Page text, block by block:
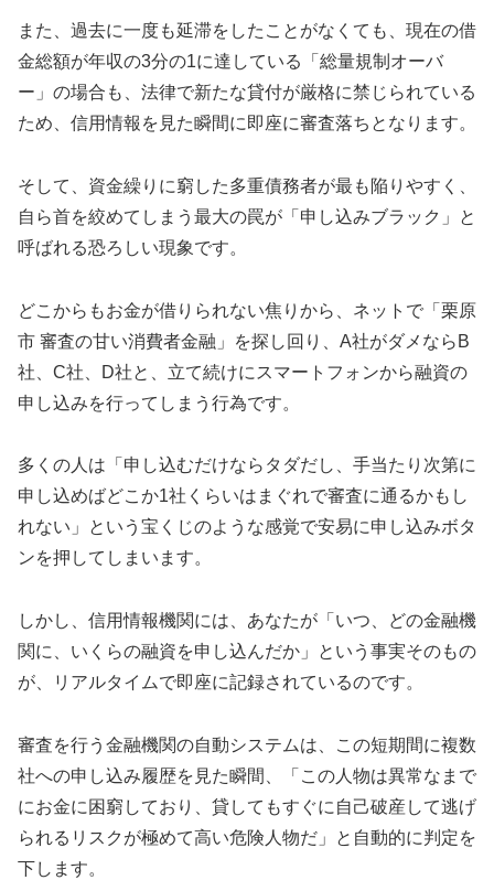
また、過去に一度も延滞をしたことがなくても、現在の借
金総額が年収の3分の1に達している「総量規制オーバ
ー」の場合も、法律で新たな貸付が厳格に禁じられている
ため、信用情報を見た瞬間に即座に審査落ちとなります。
そして、資金繰りに窮した多重債務者が最も陥りやすく、
自ら首を絞めてしまう最大の罠が「申し込みブラック」と
呼ばれる恐ろしい現象です。
どこからもお金が借りられない焦りから、ネットで「栗原
市 審査の甘い消費者金融」を探し回り、A社がダメならB
社、C社、D社と、立て続けにスマートフォンから融資の
申し込みを行ってしまう行為です。
多くの人は「申し込むだけならタダだし、手当たり次第に
申し込めばどこか1社くらいはまぐれで審査に通るかもし
れない」という宝くじのような感覚で安易に申し込みボタ
ンを押してしまいます。
しかし、信用情報機関には、あなたが「いつ、どの金融機
関に、いくらの融資を申し込んだか」という事実そのもの
が、リアルタイムで即座に記録されているのです。
審査を行う金融機関の自動システムは、この短期間に複数
社への申し込み履歴を見た瞬間、「この人物は異常なまで
にお金に困窮しており、貸してもすぐに自己破産して逃げ
られるリスクが極めて高い危険人物だ」と自動的に判定を
下します。